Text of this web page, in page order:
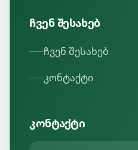
ჩვენ შესახებ
ჩვენ შესახებ
კონტაქტი
კონტაქტი